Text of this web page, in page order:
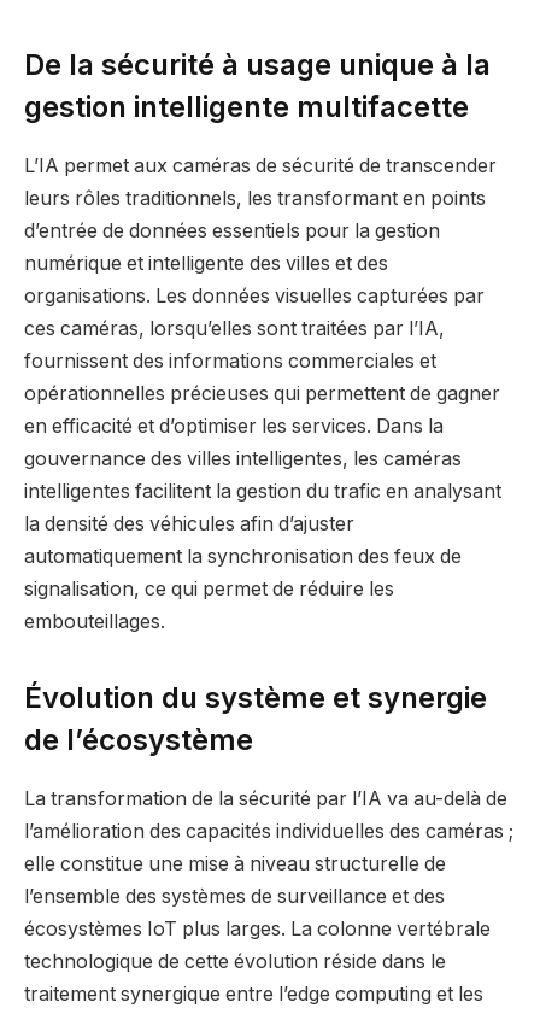
De la sécurité à usage unique à la
gestion intelligente multifacette
L’IA permet aux caméras de sécurité de transcender
leurs rôles traditionnels, les transformant en points
d’entrée de données essentiels pour la gestion
numérique et intelligente des villes et des
organisations. Les données visuelles capturées par
ces caméras, lorsqu’elles sont traitées par l’IA,
fournissent des informations commerciales et
opérationnelles précieuses qui permettent de gagner
en efficacité et d’optimiser les services. Dans la
gouvernance des villes intelligentes, les caméras
intelligentes facilitent la gestion du trafic en analysant
la densité des véhicules afin d’ajuster
automatiquement la synchronisation des feux de
signalisation, ce qui permet de réduire les
embouteillages.
Évolution du système et synergie
de l’écosystème
La transformation de la sécurité par l’IA va au-delà de
l’amélioration des capacités individuelles des caméras ;
elle constitue une mise à niveau structurelle de
l’ensemble des systèmes de surveillance et des
écosystèmes IoT plus larges. La colonne vertébrale
technologique de cette évolution réside dans le
traitement synergique entre l’edge computing et les